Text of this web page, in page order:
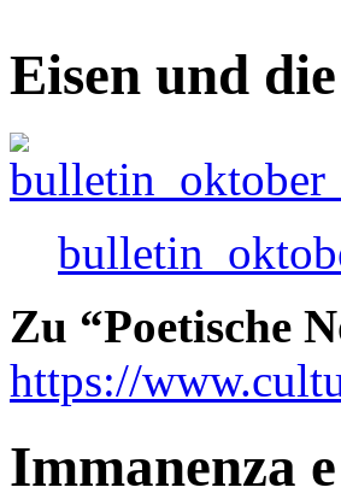
Eisen und
Zu “Poetische
https://
Immanenza